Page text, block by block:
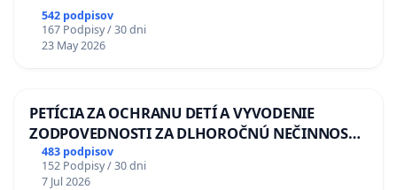
542 podpisov
167 Podpisy / 30 dni
23 May 2026
PETÍCIA ZA OCHRANU DETÍ A VYVODENIE
ZODPOVEDNOSTI ZA DLHOROČNÚ NEČINNOSŤ
A ZLYHANIE ŠTÁTU
483 podpisov
152 Podpisy / 30 dni
7 Jul 2026